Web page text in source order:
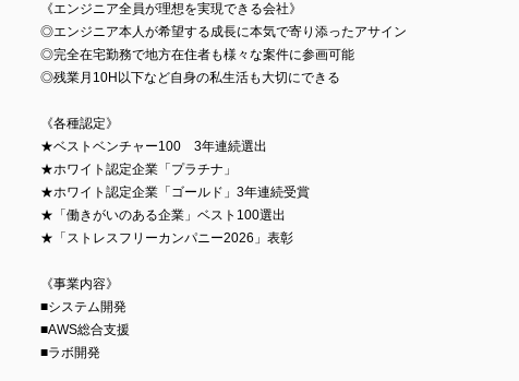
《エンジニア全員が理想を実現できる会社》
◎エンジニア本人が希望する成長に本気で寄り添ったアサイン
◎完全在宅勤務で地方在住者も様々な案件に参画可能
◎残業月10H以下など自身の私生活も大切にできる
《各種認定》
★ベストベンチャー100 3年連続選出
★ホワイト認定企業「プラチナ」
★ホワイト認定企業「ゴールド」3年連続受賞
★「働きがいのある企業」ベスト100選出
★「ストレスフリーカンパニー2026」表彰
《事業内容》
■システム開発
■AWS総合支援
■ラボ開発